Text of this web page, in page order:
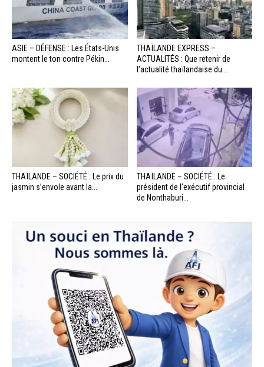
ASIE – DÉFENSE : Les États-Unis
montent le ton contre Pékin...
THAÏLANDE EXPRESS –
ACTUALITÉS : Que retenir de
l’actualité thaïlandaise du...
THAÏLANDE – SOCIÉTÉ : Le prix du
jasmin s’envole avant la...
THAÏLANDE – SOCIÉTÉ : Le
président de l’exécutif provincial
de Nonthaburi...